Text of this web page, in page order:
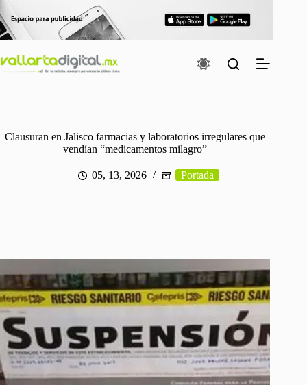
Saltar
al
contenido
Clausuran en Jalisco farmacias y laboratorios irregulares que
vendían “medicamentos milagro”
05, 13, 2026 Portada